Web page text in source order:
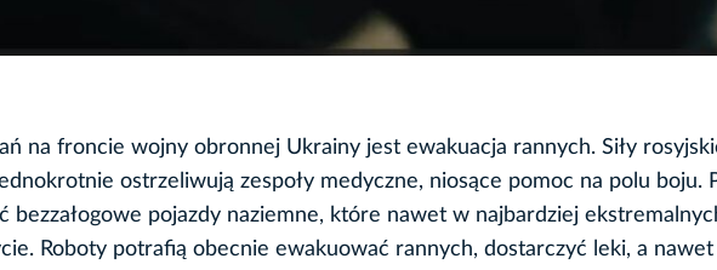
na froncie wojny obronnej Ukrainy jest ewakuacja rannych. Siły
ostrzeliwują zespoły medyczne, niosące pomoc na polu boju.
bezzałogowe pojazdy naziemne, które nawet w najbardziej
Roboty potrafią obecnie ewakuować rannych, dostarczyć leki, a nawet